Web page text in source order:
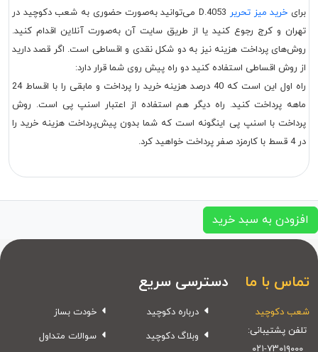
برای خرید میز تحریر
D.4053 می‌توانید به‌صورت حضوری به شعب دکوچید در
تهران و کرج رجوع کنید یا از طریق سایت آن به‌صورت آنلاین اقدام کنید.
روش‌های پرداخت هزینه نیز به دو شکل نقدی و اقساطی است. اگر قصد دارید
از روش اقساطی استفاده کنید دو راه پیش روی شما قرار دارد:
راه اول این است که 40 درصد هزینه خرید را پرداخت و مابقی را با اقساط 24
ماهه پرداخت کنید. راه دیگر هم استفاده از اعتبار اسنپ پی است. روش
پرداخت با اسنپ پی اینگونه است که شما بدون پیش‌پرداخت هزینه خرید را
در 4 قسط با کارمزد صفر پرداخت خواهید کرد.
افزودن به سبد خرید
تماس با ما
شعب دکوچید
تلفن پشتیبانی:
۰۲۱-۷۳۰۱۹۰۰۰
دسترسی سریع
درباره دکوچید
وبلاگ دکوچید
خودت بساز
سوالات متداول